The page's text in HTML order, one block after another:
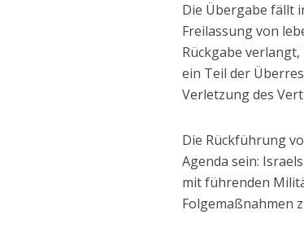
Die Übergabe fällt
Freilassung von
Rückgabe
ein Teil der
Verletzung des
Die Rückführung
Agenda sein:
mit führenden
Folgemaßnahmen